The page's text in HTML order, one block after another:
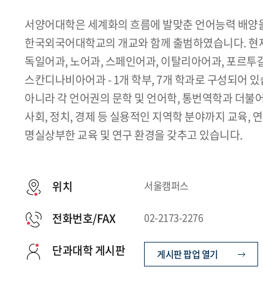
서양어대학은 세계화의 흐름에 발맞춘 언어능력 배양
한국외국어대학교의 개교와 함께 출범하였습니다.
독일어과, 노어과, 스페인어과, 이탈리아어과, 포르투
스칸디나비아어과 - 1개 학부, 7개 학과로 구성되어
아니라 각 언어권의 문학 및 언어학, 통번역학과 더불
사회, 정치, 경제 등 실용적인 지역학 분야까지 교육,
명실상부한 교육 및 연구 환경을 갖추고 있습니다.
위치 서울캠퍼스
전화번호/FAX 02-2173-2276
단과대학 게시판 게시판 팝업 열기